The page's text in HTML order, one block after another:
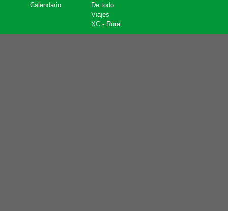
Calendario
De todo
Viajes
XC - Rural